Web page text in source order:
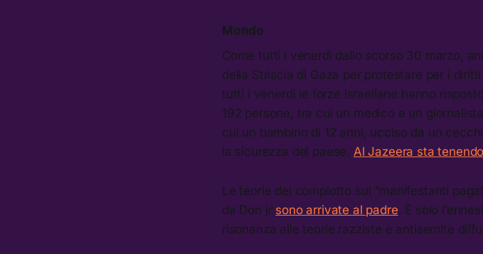
Mondo
Come tutti i venerdì dallo scorso 30 marzo,
della Striscia di Gaza per protestare per i
tutti i venerdì le forze israeliane hanno
192 persone, tra cui un medico e un
cui un bambino di 12 anni, ucciso da un
la sicurezza del paese. Al Jazeera sta
Le teorie del complotto sui “manifestanti
da Don jr sono arrivate al padre. È solo
risonanza alle teorie razziste e antisemite